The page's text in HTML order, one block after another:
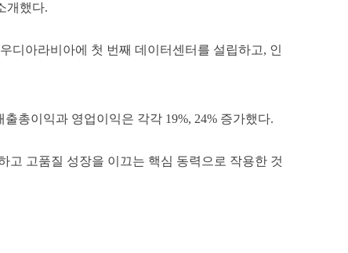
개했다.
디아라비아에 첫 번째 데이터센터를 설립하고, 인
총이익과 영업이익은 각각 19%, 24% 증가했다.
고 고품질 성장을 이끄는 핵심 동력으로 작용한 것